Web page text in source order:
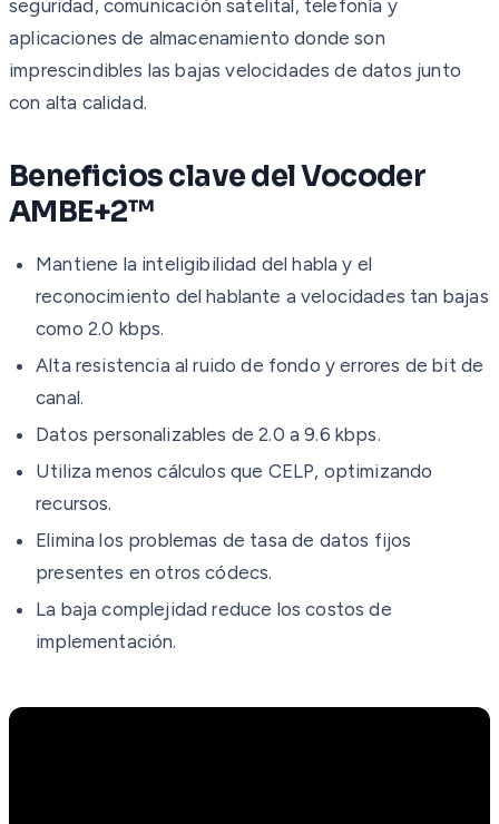
seguridad, comunicación satelital, telefonía y
aplicaciones de almacenamiento donde son
imprescindibles las bajas velocidades de datos junto
con alta calidad.
Beneficios clave del Vocoder
AMBE+2™
Mantiene la inteligibilidad del habla y el
reconocimiento del hablante a velocidades tan bajas
como 2.0 kbps.
Alta resistencia al ruido de fondo y errores de bit de
canal.
Datos personalizables de 2.0 a 9.6 kbps.
Utiliza menos cálculos que CELP, optimizando
recursos.
Elimina los problemas de tasa de datos fijos
presentes en otros códecs.
La baja complejidad reduce los costos de
implementación.